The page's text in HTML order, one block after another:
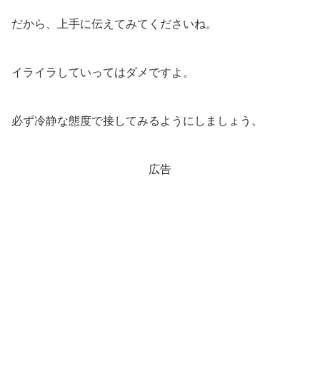
だから、上手に伝えてみてくださいね。
イライラしていってはダメですよ。
必ず冷静な態度で接してみるようにしましょう。
広告